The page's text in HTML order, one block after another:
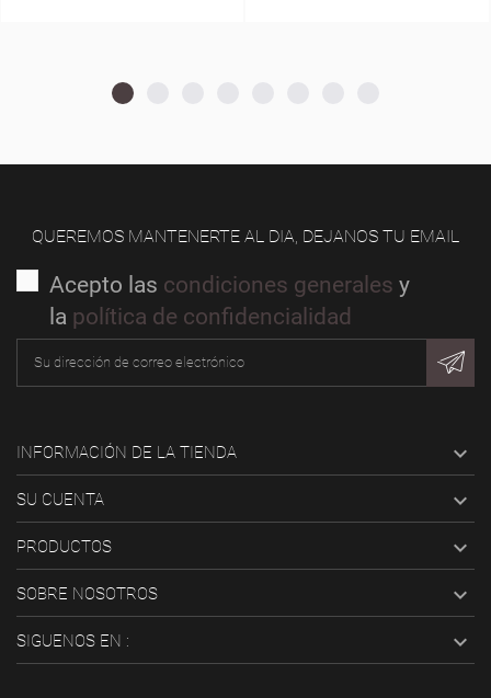
QUEREMOS MANTENERTE AL DIA, DEJANOS TU EMAIL
Acepto las condiciones generales y
la política de confidencialidad
INFORMACIÓN DE LA TIENDA 
SU CUENTA 
PRODUCTOS 
SOBRE NOSOTROS 
SIGUENOS EN : 